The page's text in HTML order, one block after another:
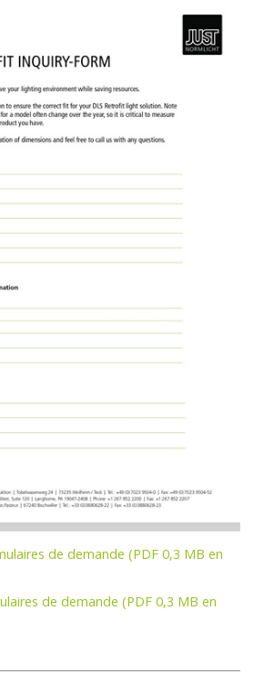
de demande (PDF 0,3 MB en
de demande (PDF 0,3 MB en